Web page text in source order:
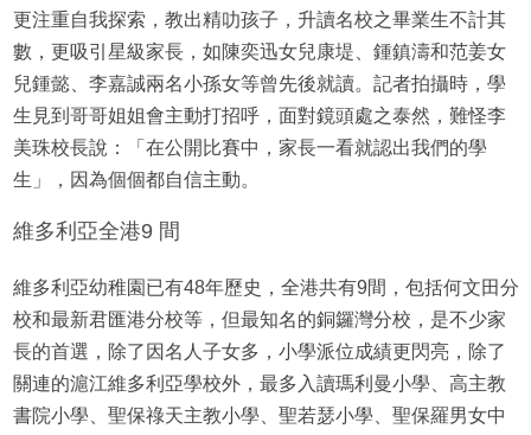
更注重自我探索，教出精叻孩子，升讀名校之畢業生不計其
數，更吸引星級家長，如陳奕迅女兒康堤、鍾鎮濤和范姜女
兒鍾懿、李嘉誠兩名小孫女等曾先後就讀。記者拍攝時，學
生見到哥哥姐姐會主動打招呼，面對鏡頭處之泰然，難怪李
美珠校長說：「在公開比賽中，家長一看就認出我們的學
生」，因為個個都自信主動。
維多利亞全港9 間
維多利亞幼稚園已有48年歷史，全港共有9間，包括何文田分
校和最新君匯港分校等，但最知名的銅鑼灣分校，是不少家
長的首選，除了因名人子女多，小學派位成績更閃亮，除了
關連的滬江維多利亞學校外，最多入讀瑪利曼小學、高主教
書院小學、聖保祿天主教小學、聖若瑟小學、聖保羅男女中